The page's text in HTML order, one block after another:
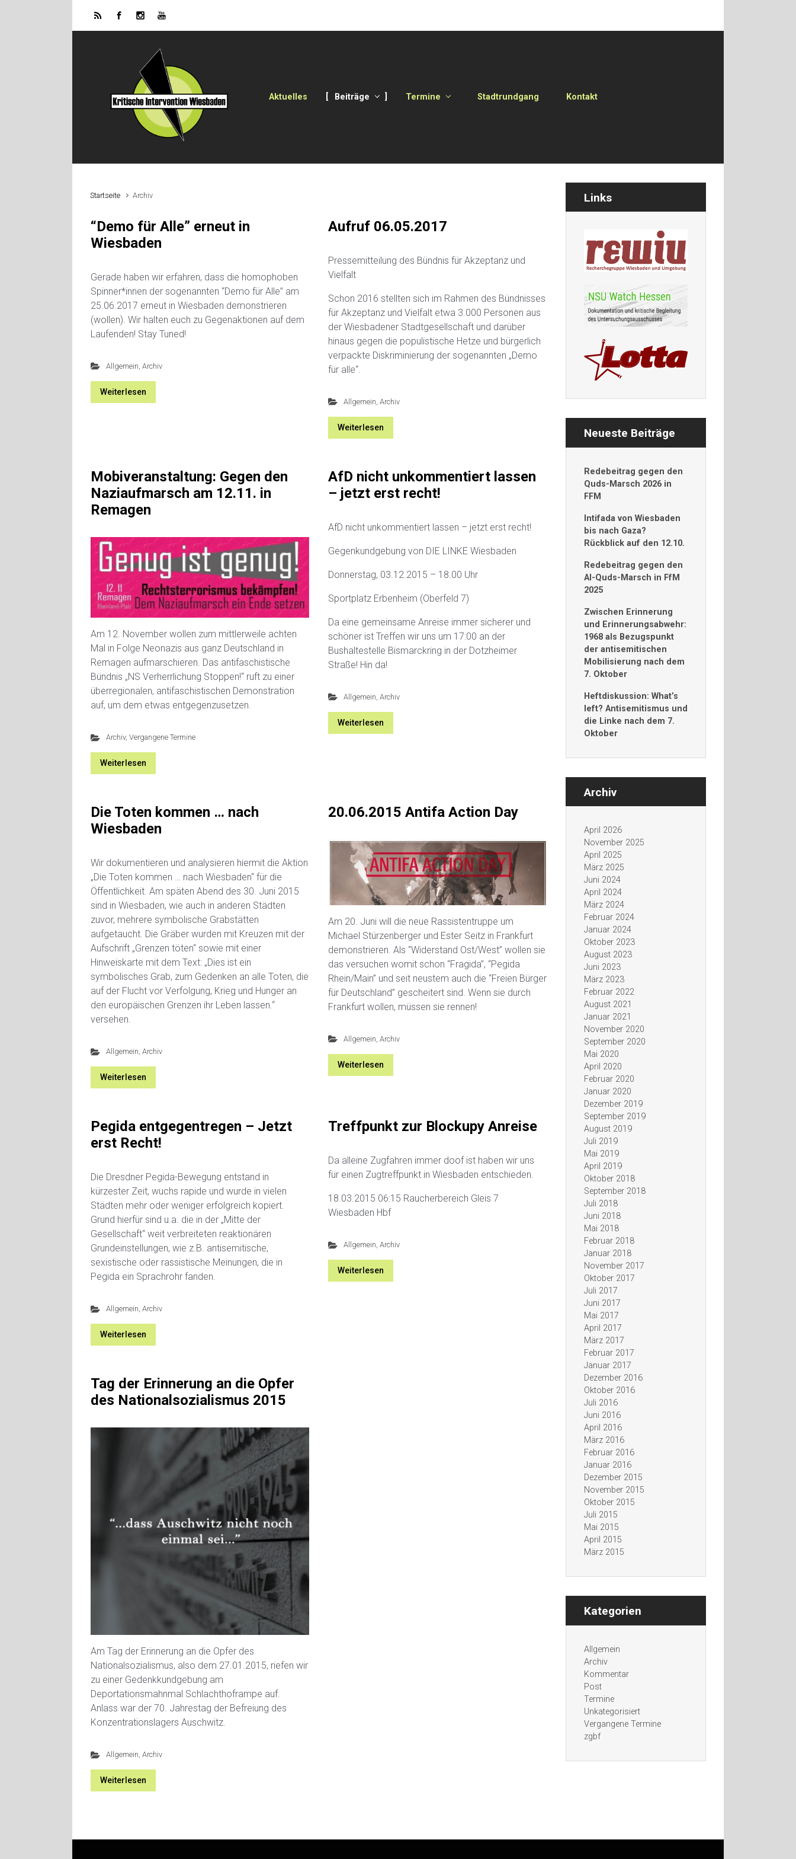
Aktuelles Beiträge Termine Stadtrundgang Kontakt
Startseite Archiv
“Demo für Alle” erneut in
Wiesbaden
Gerade haben wir erfahren, dass die homophoben
Spinner*innen der sogenannten “Demo für Alle” am
25.06.2017 erneut in Wiesbaden demonstrieren
(wollen). Wir halten euch zu Gegenaktionen auf dem
Laufenden! Stay Tuned!
Allgemein Archiv
Weiterlesen
Aufruf 06.05.2017
Pressemitteilung des Bündnis für Akzeptanz und
Vielfalt
Schon 2016 stellten sich im Rahmen des Bündnisses
für Akzeptanz und Vielfalt etwa 3.000 Personen aus
der Wiesbadener Stadtgesellschaft und darüber
hinaus gegen die populistische Hetze und bürgerlich
verpackte Diskriminierung der sogenannten „Demo
für alle“.
Allgemein Archiv
Weiterlesen
Mobiveranstaltung: Gegen den
Naziaufmarsch am 12.11. in
Remagen
Am 12. November wollen zum mittlerweile achten
Mal in Folge Neonazis aus ganz Deutschland in
Remagen aufmarschieren. Das antifaschistische
Bündnis „NS Verherrlichung Stoppen!“ ruft zu einer
überregionalen, antifaschistischen Demonstration
auf, um dem etwas entgegenzusetzen.
Archiv, Vergangene Termine
Weiterlesen
AfD nicht unkommentiert lassen
– jetzt erst recht!
AfD nicht unkommentiert lassen – jetzt erst recht!
Gegenkundgebung von DIE LINKE Wiesbaden
Donnerstag, 03.12.2015 – 18.00 Uhr
Sportplatz Erbenheim (Oberfeld 7)
Da eine gemeinsame Anreise immer sicherer und
schöner ist Treffen wir uns um 17:00 an der
Bushaltestelle Bismarckring in der Dotzheimer
Straße! Hin da!
Allgemein Archiv
Weiterlesen
Die Toten kommen … nach
Wiesbaden
Wir dokumentieren und analysieren hiermit die Aktion
„Die Toten kommen … nach Wiesbaden“ für die
Öffentlichkeit. Am späten Abend des 30. Juni 2015
sind in Wiesbaden, wie auch in anderen Städten
zuvor, mehrere symbolische Grabstätten
aufgetaucht. Die Gräber wurden mit Kreuzen mit der
Aufschrift „Grenzen töten“ sowie mit einer
Hinweiskarte mit dem Text: „Dies ist ein
symbolisches Grab, zum Gedenken an alle Toten, die
auf der Flucht vor Verfolgung, Krieg und Hunger an
den europäischen Grenzen ihr Leben lassen.“
versehen.
Allgemein, Archiv
Weiterlesen
20.06.2015 Antifa Action Day
Am 20. Juni will die neue Rassistentruppe um
Michael Stürzenberger und Ester Seitz in Frankfurt
demonstrieren. Als “Widerstand Ost/West” wollen sie
das versuchen womit schon “Fragida”, “Pegida
Rhein/Main” und seit neustem auch die “Freien Bürger
für Deutschland” gescheitert sind. Wenn sie durch
Frankfurt wollen, müssen sie rennen!
Allgemein Archiv
Weiterlesen
Pegida entgegentregen – Jetzt
erst Recht!
Die Dresdner Pegida-Bewegung entstand in
kürzester Zeit, wuchs rapide und wurde in vielen
Städten mehr oder weniger erfolgreich kopiert.
Grund hierfür sind u.a. die in der „Mitte der
Gesellschaft“ weit verbreiteten reaktionären
Grundeinstellungen, wie z.B. antisemitische,
sexistische oder rassistische Meinungen, die in
Pegida ein Sprachrohr fanden.
Allgemein, Archiv
Weiterlesen
Treffpunkt zur Blockupy Anreise
Da alleine Zugfahren immer doof ist haben wir uns
für einen Zugtreffpunkt in Wiesbaden entschieden.
18.03.2015 06:15 Raucherbereich Gleis 7
Wiesbaden Hbf
Allgemein, Archiv
Weiterlesen
Tag der Erinnerung an die Opfer
des Nationalsozialismus 2015
Am Tag der Erinnerung an die Opfer des
Nationalsozialismus, also dem 27.01.2015, riefen wir
zu einer Gedenkkundgebung am
Deportationsmahnmal Schlachthoframpe auf.
Anlass war der 70. Jahrestag der Befreiung des
Konzentrationslagers Auschwitz.
Allgemein, Archiv
Weiterlesen
Links
Neueste Beiträge
Redebeitrag gegen den
Quds-Marsch 2026 in
FFM
Intifada von Wiesbaden
bis nach Gaza?
Rückblick auf den 12.10.
Redebeitrag gegen den
Al-Quds-Marsch in FfM
2025
Zwischen Erinnerung
und Erinnerungsabwehr:
1968 als Bezugspunkt
der antisemitischen
Mobilisierung nach dem
7. Oktober
Heftdiskussion: What’s
left? Antisemitismus und
die Linke nach dem 7.
Oktober
Archiv
April 2026
November 2025
April 2025
März 2025
Juni 2024
April 2024
März 2024
Februar 2024
Januar 2024
Oktober 2023
August 2023
Juni 2023
März 2023
Februar 2022
August 2021
Januar 2021
November 2020
September 2020
Mai 2020
April 2020
Februar 2020
Januar 2020
Dezember 2019
September 2019
August 2019
Juli 2019
Mai 2019
April 2019
Oktober 2018
September 2018
Juli 2018
Juni 2018
Mai 2018
Februar 2018
Januar 2018
November 2017
Oktober 2017
Juli 2017
Juni 2017
Mai 2017
April 2017
März 2017
Februar 2017
Januar 2017
Dezember 2016
Oktober 2016
Juli 2016
Juni 2016
April 2016
März 2016
Februar 2016
Januar 2016
Dezember 2015
November 2015
Oktober 2015
Juli 2015
Mai 2015
April 2015
März 2015
Kategorien
Allgemein
Archiv
Kommentar
Post
Termine
Unkategorisiert
Vergangene Termine
zgbf